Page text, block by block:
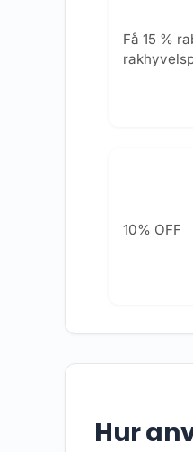
Få 15 %
10% OFF
Hur